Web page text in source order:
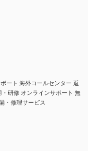
ート 海外コールセンター 返
研修 オンラインサポート 無
・修理サービス